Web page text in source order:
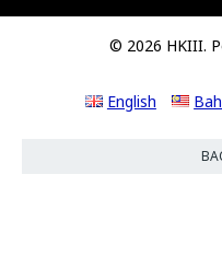
© 2026 HKIII.
English